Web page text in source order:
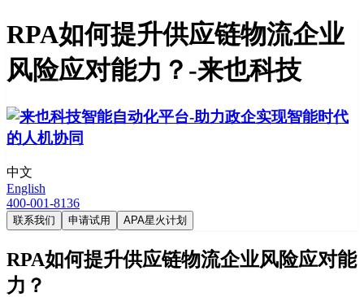
RPA如何提升供应链物流企业
风险应对能力？-来也科技
中文
English
400-001-8136
联系我们 申请试用 APA星火计划
RPA如何提升供应链物流企业风险应对能
力？